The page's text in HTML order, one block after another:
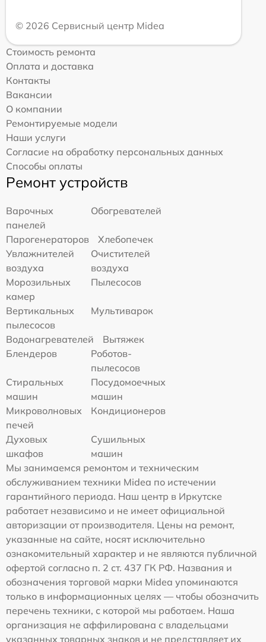
© 2026 Сервисный центр Midea
Стоимость ремонта
Оплата и доставка
Контакты
Вакансии
О компании
Ремонтируемые модели
Наши услуги
Согласие на обработку персональных данных
Способы оплаты
Ремонт устройств
Варочных
панелей
Обогревателей
Парогенераторов
Хлебопечек
Увлажнителей
воздуха
Очистителей
воздуха
Морозильных
камер
Пылесосов
Вертикальных
пылесосов
Мультиварок
Водонагревателей
Вытяжек
Блендеров
Роботов-
пылесосов
Стиральных
машин
Посудомоечных
машин
Микроволновых
печей
Кондиционеров
Духовых
шкафов
Сушильных
машин
Мы занимаемся ремонтом и техническим
обслуживанием техники Midea по истечении
гарантийного периода. Наш центр в Иркутске
работает независимо и не имеет официальной
авторизации от производителя. Цены на ремонт,
указанные на сайте, носят исключительно
ознакомительный характер и не являются публичной
офертой согласно п. 2 ст. 437 ГК РФ. Названия и
обозначения торговой марки Midea упоминаются
только в информационных целях — чтобы обозначить
перечень техники, с которой мы работаем. Наша
организация не аффилирована с владельцами
указанных товарных знаков и не представляет их